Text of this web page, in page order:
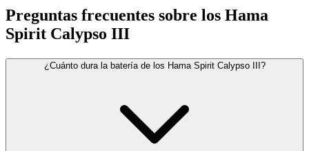
Preguntas frecuentes sobre los Hama
Spirit Calypso III
¿Cuánto dura la batería de los Hama Spirit Calypso III?